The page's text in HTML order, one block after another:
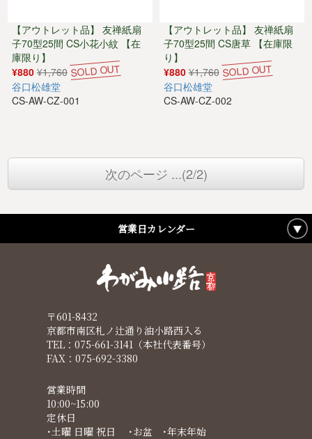
【アウトレット品】 友禅紙扇
子70型25間 CS小花小紋 【在
庫限り】
¥880 ¥1,760
谷口松雄堂
CS-AW-CZ-001
【アウトレット品】 友禅紙扇
子70型25間 CS唐草 【在庫限
り】
¥880 ¥1,760
谷口松雄堂
CS-AW-CZ-002
次のページ ...(2/2)
営業日カレンダー
〒601-8432
京都市南区札ノ辻通り油小路西入る
TEL：075-661-3141（本社代表番号）
FAX：075-692-3380
営業時間
10:00~15:00
定休日
･土曜 日曜 祝日 ･お盆 ･年末年始